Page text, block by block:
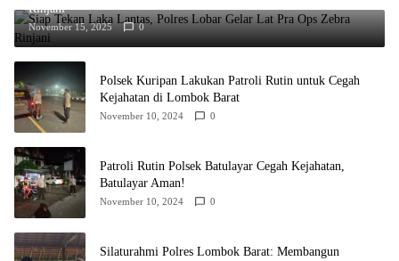
Rinjani
November 15, 2025 0
Polsek Kuripan Lakukan Patroli Rutin untuk Cegah
Kejahatan di Lombok Barat
November 10, 2024 0
Patroli Rutin Polsek Batulayar Cegah Kejahatan,
Batulayar Aman!
November 10, 2024 0
Silaturahmi Polres Lombok Barat: Membangun